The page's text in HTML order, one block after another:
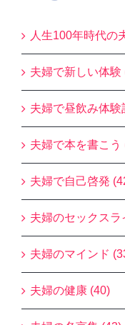
人生100年時代の
夫婦で新しい体験
夫婦で昼飲み体験
夫婦で本を書こう
夫婦で自己啓発
夫婦のセックスラ
夫婦のマインド
夫婦の健康 (40)